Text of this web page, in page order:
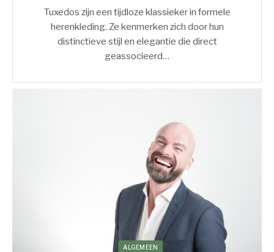
ALGEMEEN
Tuxedos zijn een tijdloze klassieker in formele
herenkleding. Ze kenmerken zich door hun
distinctieve stijl en elegantie die direct
geassocieerd…